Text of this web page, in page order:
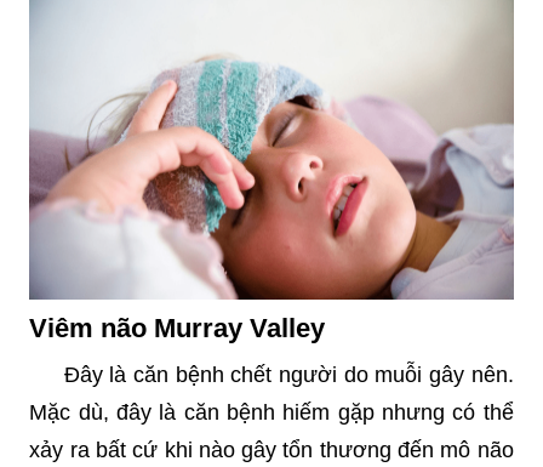
Viêm não Murray Valley
Đây là căn bệnh chết người do muỗi gây nên.
Mặc dù, đây là căn bệnh hiếm gặp nhưng có thể
xảy ra bất cứ khi nào gây tổn thương đến mô não